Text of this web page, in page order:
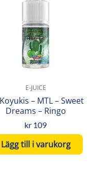
E-JUICE
– MTL – Sweet
Dreams – Ringo
kr 109
Lägg till i varukorg